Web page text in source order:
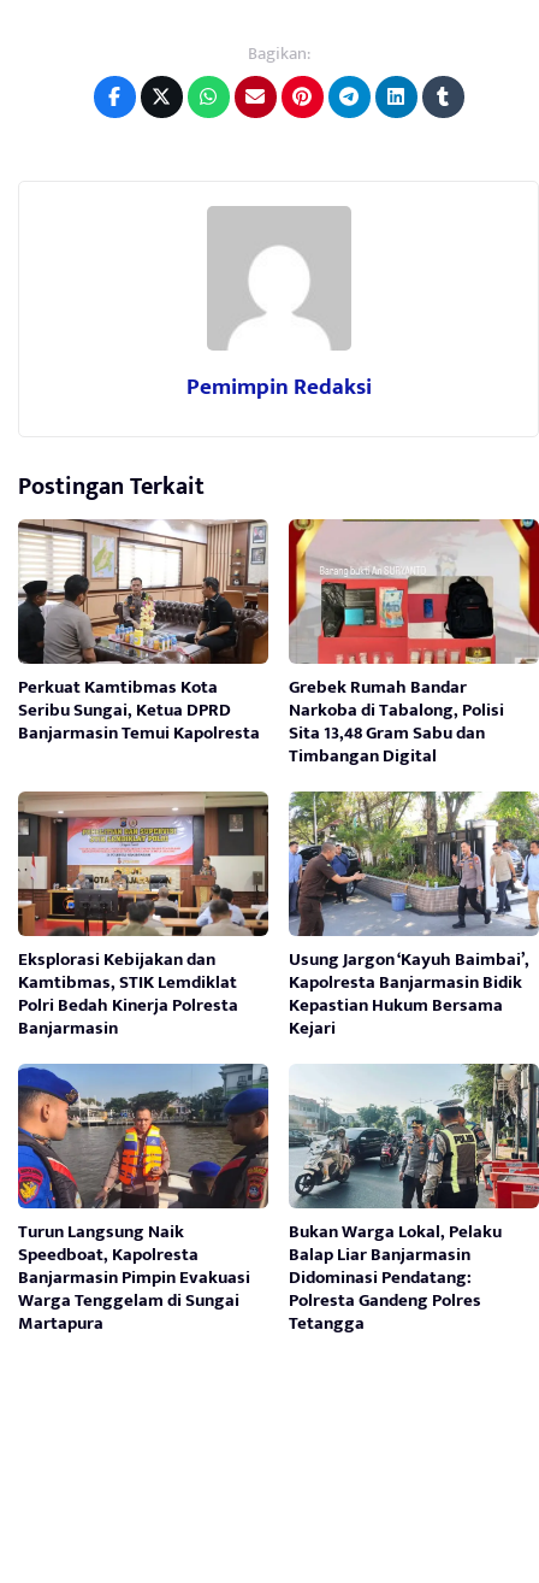
Bagikan:
Pemimpin Redaksi
Postingan Terkait
Perkuat Kamtibmas Kota
Seribu Sungai, Ketua DPRD
Banjarmasin Temui Kapolresta
Grebek Rumah Bandar
Narkoba di Tabalong, Polisi
Sita 13,48 Gram Sabu dan
Timbangan Digital
Eksplorasi Kebijakan dan
Kamtibmas, STIK Lemdiklat
Polri Bedah Kinerja Polresta
Banjarmasin
Usung Jargon ‘Kayuh Baimbai’,
Kapolresta Banjarmasin Bidik
Kepastian Hukum Bersama
Kejari
Turun Langsung Naik
Speedboat, Kapolresta
Banjarmasin Pimpin Evakuasi
Warga Tenggelam di Sungai
Martapura
Bukan Warga Lokal, Pelaku
Balap Liar Banjarmasin
Didominasi Pendatang:
Polresta Gandeng Polres
Tetangga